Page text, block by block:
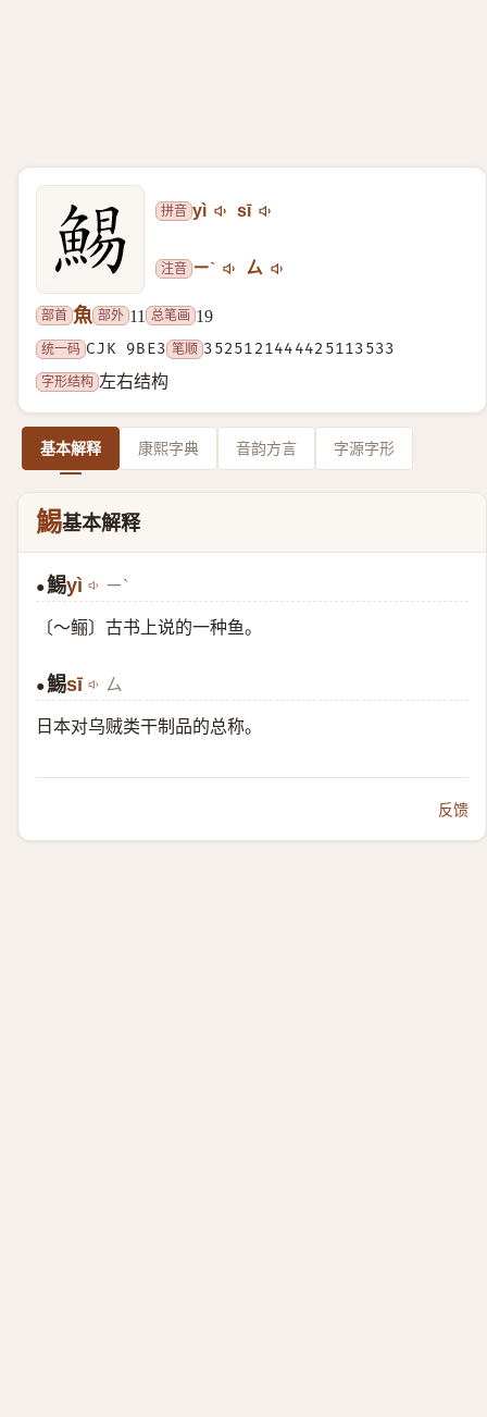
拼音 yì sī
注音 ㄧˋ ㄙ
部首 魚 部外 11 总笔画 19
统一码 CJK 9BE3 笔顺 3525121444425113533
字形结构 左右结构
基本解释 康熙字典 音韵方言 字源字形
鯣基本解释
●鯣yì ㄧˋ
〔～鲡〕古书上说的一种鱼。
●鯣sī ㄙ
日本对乌贼类干制品的总称。
反馈